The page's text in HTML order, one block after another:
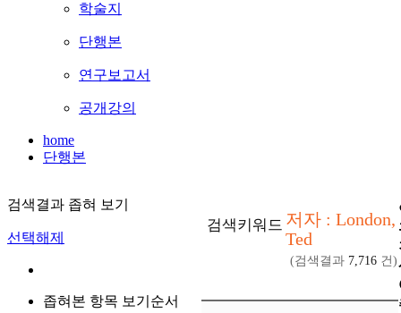
학술지
단행본
연구보고서
공개강의
home
단행본
검색결과 좁혀 보기
선택해제
좁혀본 항목 보기순서
검색키워드 저자 : London,
Ted
(검색결과 7,716 건)